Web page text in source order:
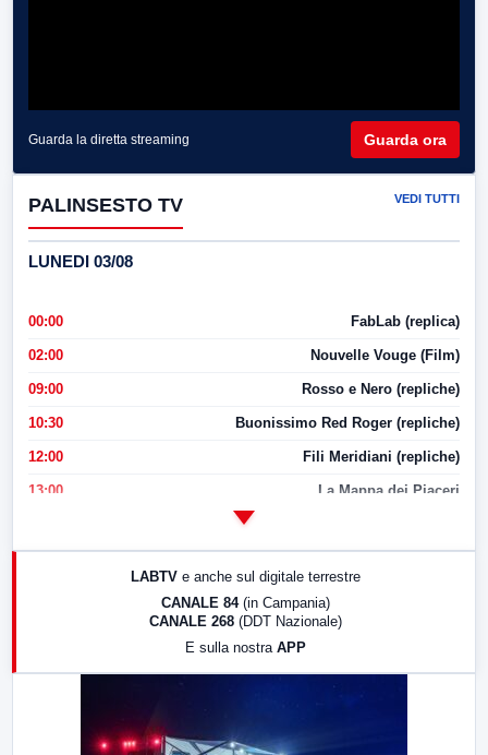
Guarda la diretta streaming Guarda ora
PALINSESTO TV VEDI TUTTI
LUNEDI 03/08
00:00 FabLab (replica)
02:00 Nouvelle Vouge (Film)
09:00 Rosso e Nero (repliche)
10:30 Buonissimo Red Roger (repliche)
12:00 Fili Meridiani (repliche)
13:00 La Mappa dei Piaceri
LABTV e anche sul digitale terrestre
CANALE 84 (in Campania)
CANALE 268 (DDT Nazionale)
E sulla nostra APP